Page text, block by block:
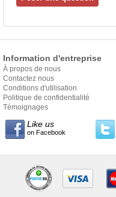
Information d'entreprise
À propos de nous
Contactez nous
Conditions d'utilisation
Politique de confidentialité
Témoignages
Like us
on Facebook